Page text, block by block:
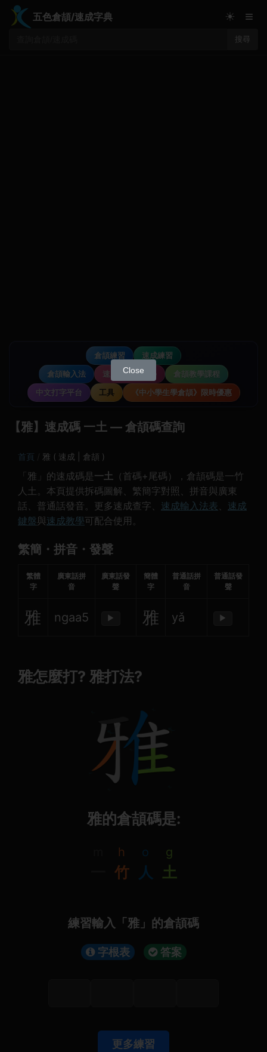
五色倉頡/速成字典
搜尋
☀ ≡
倉頡練習
速成練習
倉頡輸入法
速成輸入法教學
倉頡教學課程
中文打字平台
工具 《中小學生學倉頡》限時優惠
【雅】速成碼 一土 — 倉頡碼查詢
首頁 雅 ( 速成 | 倉頡 )
「雅」的速成碼是 一土 （首碼+尾碼），倉頡碼是一竹
人土。本頁提供拆碼圖解、繁簡字對照、拼音與廣東
話、普通話發音。更多速成查字、 速成輸入法表、 速成
鍵盤與速成教學可配合使用。
繁簡・拼音・發聲
繁體
字
廣東話拼
音
廣東話發
聲
簡體
字
普通話拼
音
普通話發
聲
雅 ngaa5 ▶ 雅 yǎ ▶
雅怎麼打? 雅打法?
雅的倉頡碼是:
h
竹
o
人
g
土
練習輸入「雅」的倉頡碼
字根表 答案
更多練習
Close